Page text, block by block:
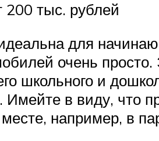
200 тыс. рублей
для
очень
школьного и
Имейте в виду, что
например, в